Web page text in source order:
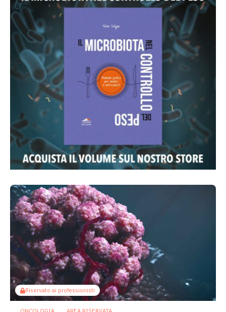
Riservato ai professionisti